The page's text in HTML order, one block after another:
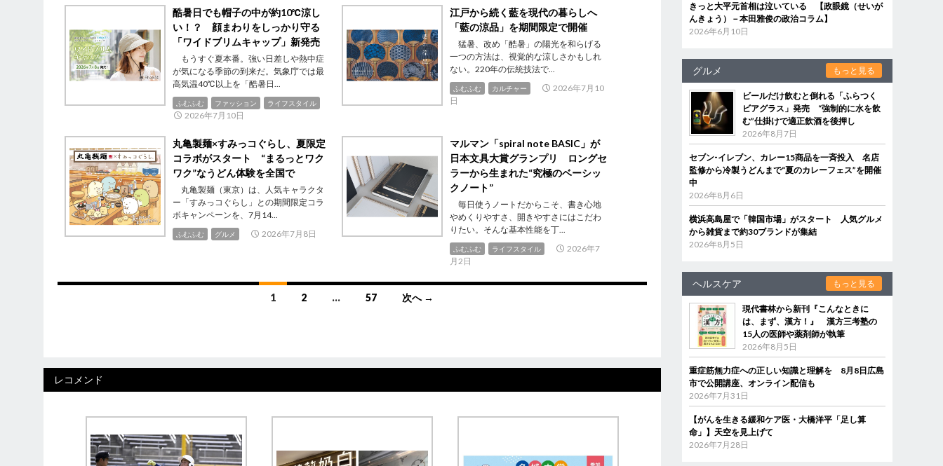
酷暑日でも帽子の中が約10℃涼し
い！？ 顔まわりをしっかり守る
「ワイドブリムキャップ」新発売
もうすぐ夏本番。強い日差しや熱中症
が気になる季節の到来だ。気象庁では最
高気温40℃以上を「酷暑日...
ふむふむ ファッション ライフスタイル
2026年7月10日
江戸から続く藍を現代の暮らしへ
「藍の涼品」を期間限定で開催
猛暑、改め「酷暑」の陽光を和らげる
一つの方法は、視覚的な涼しさかもしれ
ない。220年の伝統技法で...
ふむふむ カルチャー
2026年7月10
日
丸亀製麺×すみっコぐらし、夏限定
コラボがスタート “まるっとワク
ワク”なうどん体験を全国で
丸亀製麺（東京）は、人気キャラクタ
ー「すみっコぐらし」との期間限定コラ
ボキャンペーンを、7月14...
ふむふむ グルメ 2026年7月8日
マルマン「spiral note BASIC」が
日本文具大賞グランプリ ロングセ
ラーから生まれた“究極のベーシッ
クノート”
毎日使うノートだからこそ、書き心地
やめくりやすさ、開きやすさにはこだわ
りたい。そんな基本性能を丁...
ふむふむ ライフスタイル
2026年7
月2日
ビ
ゲ
1 2 … 57 次へ →
レコメンド
きっと大平元首相は泣いている 【政眼鏡（せいが
んきょう）－本田雅俊の政治コラム】
2026年6月10日
グルメ もっと見る
ビールだけ飲むと倒れる「ふらつく
ビアグラス」発売 “強制的に水を飲
む”仕掛けで適正飲酒を後押し
2026年8月7日
セブン‐イレブン、カレー15商品を一斉投入 名店
監修から冷製うどんまで“夏のカレーフェス”を開催
中
2026年8月6日
横浜高島屋で「韓国市場」がスタート 人気グルメ
から雑貨まで約30ブランドが集結
2026年8月5日
ヘルスケア もっと見る
現代書林から新刊『こんなときに
は、まず、漢方！』 漢方三考塾の
15人の医師や薬剤師が執筆
2026年8月5日
重症筋無力症への正しい知識と理解を 8月8日広島
市で公開講座、オンライン配信も
2026年7月31日
【がんを生きる緩和ケア医・大橋洋平「足し算
命」】天空を見上げて
2026年7月28日